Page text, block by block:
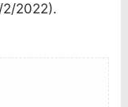
2/2022).